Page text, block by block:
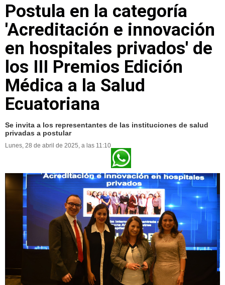
Postula en la categoría
'Acreditación e innovación
en hospitales privados' de
los III Premios Edición
Médica a la Salud
Ecuatoriana
Se invita a los representantes de las instituciones de salud
privadas a postular
Lunes, 28 de abril de 2025, a las 11:10